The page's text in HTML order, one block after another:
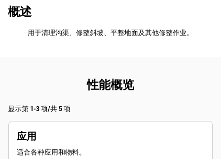
概述
用于清理沟渠、修整斜坡、平整地面及其他修整作业。
性能概览
显示第 1-3 项/共 5 项
应用
适合各种应用和物料。